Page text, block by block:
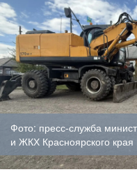
Фото: пресс-служба
и ЖКХ Красноярского края